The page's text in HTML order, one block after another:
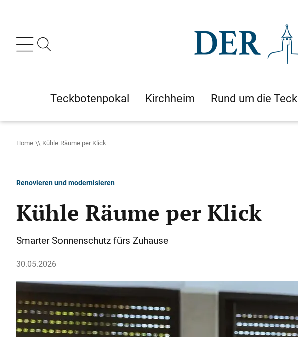
Teckbotenpokal Kirchheim Rund um die Teck
Home Kühle Räume per Klick
Renovieren und modernisieren
Kühle Räume per Klick
Smarter Sonnenschutz fürs Zuhause
30.05.2026